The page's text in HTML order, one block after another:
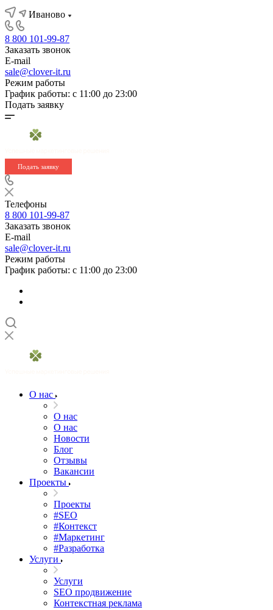
Иваново
8 800 101-99-87
Заказать звонок
E-mail
sale@clover-it.ru
Режим работы
График работы: с 11:00 до 23:00
Подать заявку
Подать заявку
Телефоны
8 800 101-99-87
Заказать звонок
E-mail
sale@clover-it.ru
Режим работы
График работы: с 11:00 до 23:00
О нас
О нас
О нас
Новости
Блог
Отзывы
Вакансии
Проекты
Проекты
#SEO
#Контекст
#Маркетинг
#Разработка
Услуги
Услуги
SEO продвижение
Контекстная реклама